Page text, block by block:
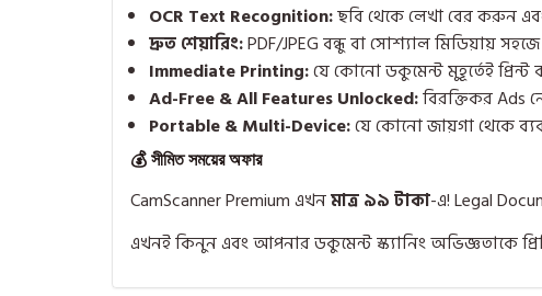
OCR Text Recognition:ছবি থেকে লেখা বের করুন
দ্রুত শেয়ারিং:PDF/JPEG বন্ধু বা সোশ্যাল মিডিয়ায়
Immediate Printing:যে কোনো ডকুমেন্ট মুহূর্তেই
Ad-Free & All Features Unlocked:বিরক্তিকর Ads
Portable & Multi-Device:যে কোনো জায়গা থেকে
💰 সীমিত সময়ের অফার
CamScanner Premium এখনমাত্র ৯৯ টাকা-এ! Legal
এখনই কিনুন এবং আপনার ডকুমেন্ট স্ক্যানিং অভিজ্ঞতাকে